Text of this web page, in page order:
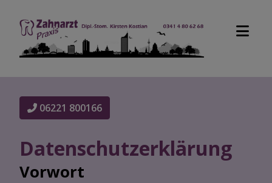
06221 800166
Datenschutzerklärung
Vorwort